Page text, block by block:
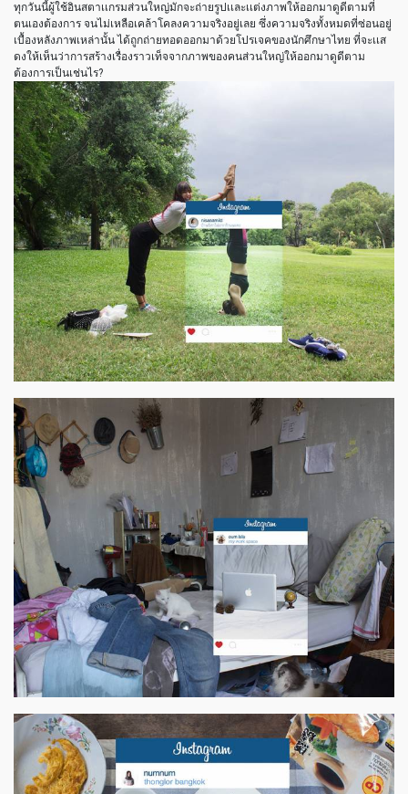
ทุกวันนี้ผู้ใช้อินสตาเเกรมส่วนใหญ่มักจะถ่ายรูปเเละเเต่งภาพให้ออกมาดูดีตามที่
ตนเองต้องการ จนไม่เหลือเคล้าโคลงความจริงอยู่เลย ซึ่งความจริงทั้งหมดที่ซ่อนอยู่
เบื้องหลังภาพเหล่านั้น ได้ถูกถ่ายทอดออกมาด้วยโปรเจคของนักศึกษาไทย ที่จะเเส
ดงให้เห็นว่าการสร้างเรื่องราวเท็จจากภาพของคนส่วนใหญ่ให้ออกมาดูดีตาม
ต้องการเป็นเช่นไร?